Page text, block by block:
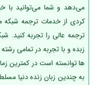
می‌دهد و شما می‌توانید با
کردی از خدمات ترجمه شبکه
ترجمه عالی را تجربه کنید.
زبده و با تجربه در تمامی
ها توانسته است در کمترین
به چندین زبان زنده دنیا